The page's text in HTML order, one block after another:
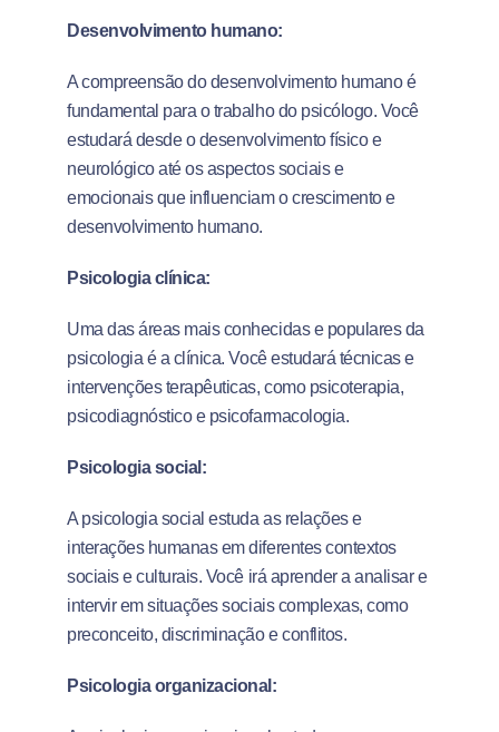
Desenvolvimento humano:
A compreensão do desenvolvimento humano é
fundamental para o trabalho do psicólogo. Você
estudará desde o desenvolvimento físico e
neurológico até os aspectos sociais e
emocionais que influenciam o crescimento e
desenvolvimento humano.
Psicologia clínica:
Uma das áreas mais conhecidas e populares da
psicologia é a clínica. Você estudará técnicas e
intervenções terapêuticas, como psicoterapia,
psicodiagnóstico e psicofarmacologia.
Psicologia social:
A psicologia social estuda as relações e
interações humanas em diferentes contextos
sociais e culturais. Você irá aprender a analisar e
intervir em situações sociais complexas, como
preconceito, discriminação e conflitos.
Psicologia organizacional: